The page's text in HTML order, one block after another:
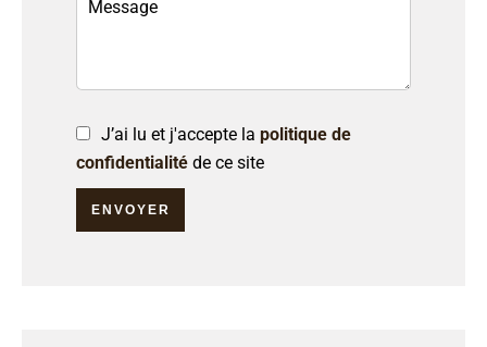
J’ai lu et j'accepte la politique de
confidentialité de ce site
ENVOYER